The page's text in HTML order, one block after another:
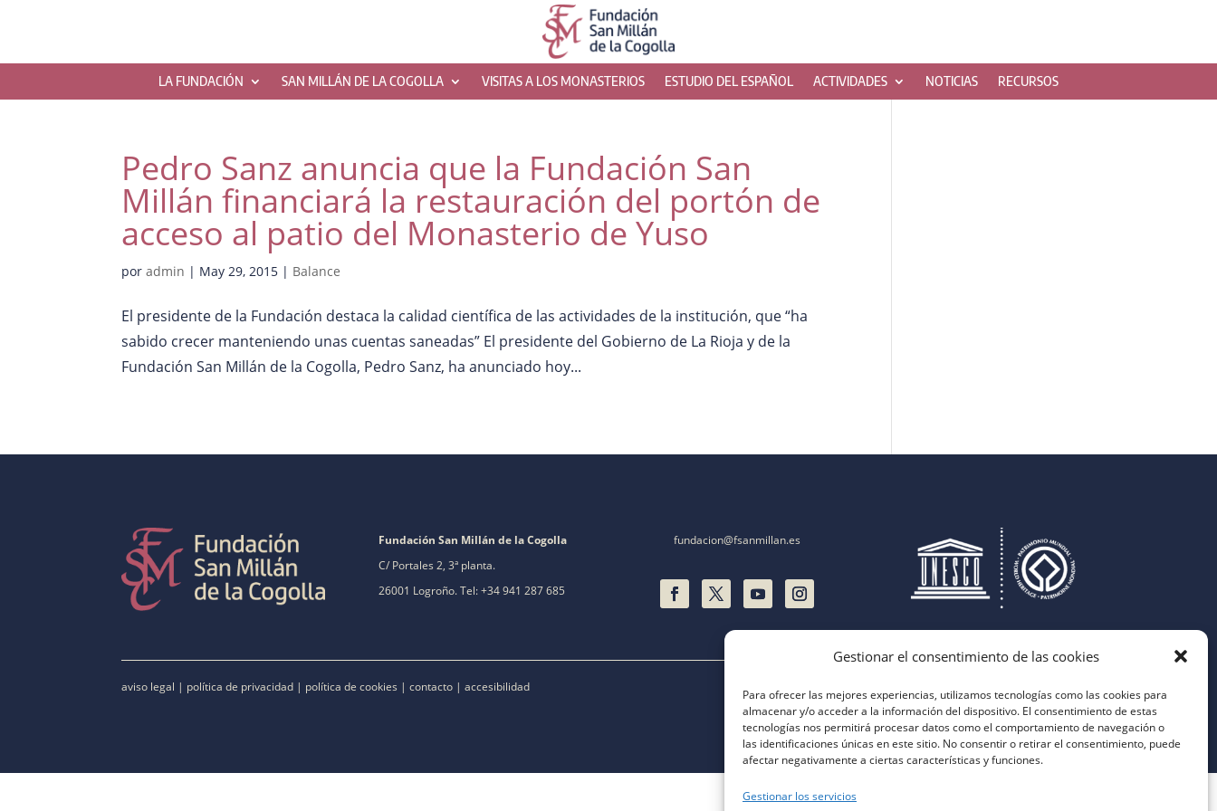
Gestionar el consentimiento de las cookies
Para ofrecer las mejores experiencias, utilizamos tecnologías como las cookies para
almacenar y/o acceder a la información del dispositivo. El consentimiento de estas
tecnologías nos permitirá procesar datos como el comportamiento de navegación o
las identificaciones únicas en este sitio. No consentir o retirar el consentimiento, puede
afectar negativamente a ciertas características y funciones.
Gestionar los servicios
LA FUNDACIÓN SAN MILLÁN DE LA COGOLLA VISITAS A LOS MONASTERIOS ESTUDIO DEL ESPAÑOL ACTIVIDADES NOTICIAS RECURSOS
Pedro Sanz anuncia que la Fundación San
Millán financiará la restauración del portón de
acceso al patio del Monasterio de Yuso
poradmin | May 29, 2015 | Balance
El presidente de la Fundación destaca la calidad científica de las actividades de la institución, que “ha
sabido crecer manteniendo unas cuentas saneadas” El presidente del Gobierno de La Rioja y de la
Fundación San Millán de la Cogolla, Pedro Sanz, ha anunciado hoy...
Fundación San Millán de la Cogolla
C/ Portales 2, 3ª planta.
26001 Logroño. Tel: +34 941 287 685
fundacion@fsanmillan.es
aviso legal | política de privacidad | política de cookies |contacto |accesibilidad